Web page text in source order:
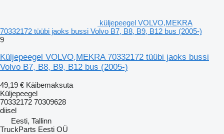
küljepeegel VOLVO,MEKRA
70332172 tüübi jaoks bussi Volvo B7, B8, B9, B12 bus (2005-)
9
Küljepeegel VOLVO,MEKRA 70332172 tüübi jaoks bussi
Volvo B7, B8, B9, B12 bus (2005-)
49,19 € Käibemaksuta
Küljepeegel
70332172 70309628
diisel
Eesti, Tallinn
TruckParts Eesti OÜ